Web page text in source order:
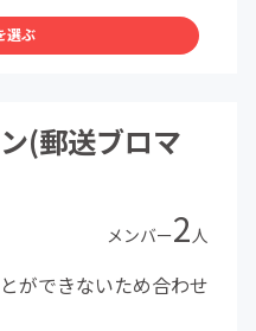
選ぶ
(郵送ブロマ
メンバー2人
ができないため合わせ